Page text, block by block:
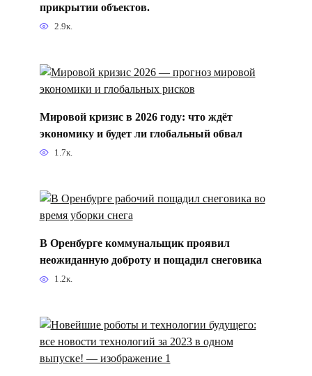
прикрытии объектов.
2.9к.
Мировой кризис в 2026 году: что ждёт
экономику и будет ли глобальный обвал
1.7к.
В Оренбурге коммунальщик проявил
неожиданную доброту и пощадил снеговика
1.2к.